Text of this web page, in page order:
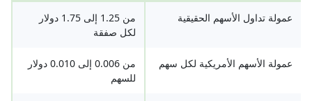
عمولة تداول الأسهم الحقيقية
من 1.25 إلى 1.75 دولار
لكل صفقة
عمولة الأسهم الأمريكية لكل سهم
من 0.006 إلى 0.010 دولار
للسهم